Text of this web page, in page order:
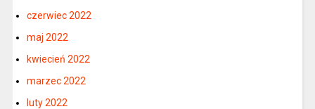
czerwiec 2022
maj 2022
kwiecień 2022
marzec 2022
luty 2022